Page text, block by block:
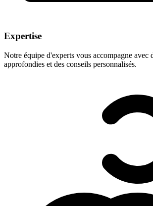
Expertise
Notre équipe d'experts vous accompagne avec
approfondies et des conseils personnalisés.